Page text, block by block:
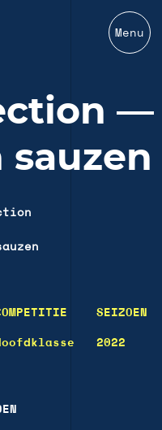
Menu
—
sauzen
SEIZOEN
2022